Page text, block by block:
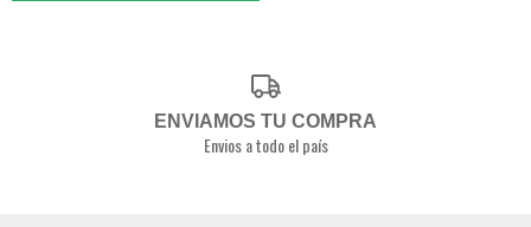
ENVIAMOS TU COMPRA
Envios a todo el país